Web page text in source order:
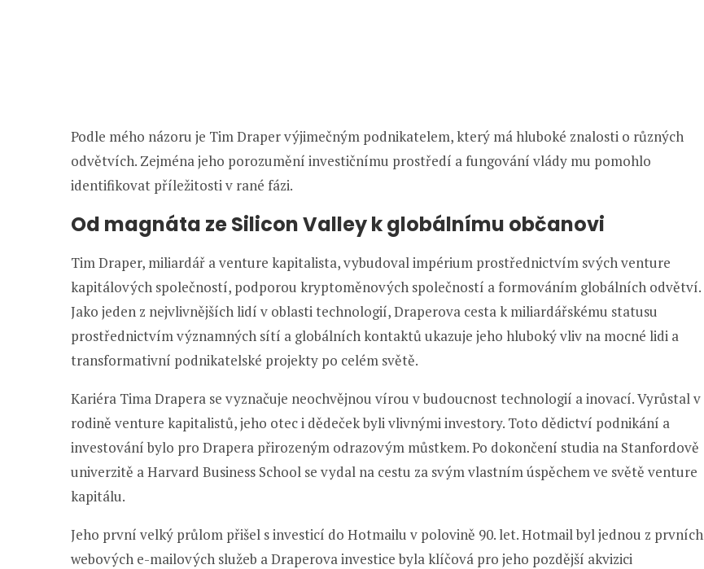
Podle mého názoru je Tim Draper výjimečným podnikatelem, který má hluboké znalosti o různých
odvětvích. Zejména jeho porozumění investičnímu prostředí a fungování vlády mu pomohlo
identifikovat příležitosti v rané fázi.
Od magnáta ze Silicon Valley k globálnímu občanovi
Tim Draper, miliardář a venture kapitalista, vybudoval impérium prostřednictvím svých venture
kapitálových společností, podporou kryptoměnových společností a formováním globálních odvětví.
Jako jeden z nejvlivnějších lidí v oblasti technologií, Draperova cesta k miliardářskému statusu
prostřednictvím významných sítí a globálních kontaktů ukazuje jeho hluboký vliv na mocné lidi a
transformativní podnikatelské projekty po celém světě.
Kariéra Tima Drapera se vyznačuje neochvějnou vírou v budoucnost technologií a inovací. Vyrůstal v
rodině venture kapitalistů, jeho otec i dědeček byli vlivnými investory. Toto dědictví podnikání a
investování bylo pro Drapera přirozeným odrazovým můstkem. Po dokončení studia na Stanfordově
univerzitě a Harvard Business School se vydal na cestu za svým vlastním úspěchem ve světě venture
kapitálu.
Jeho první velký průlom přišel s investicí do Hotmailu v polovině 90. let. Hotmail byl jednou z prvních
webových e-mailových služeb a Draperova investice byla klíčová pro jeho pozdější akvizici